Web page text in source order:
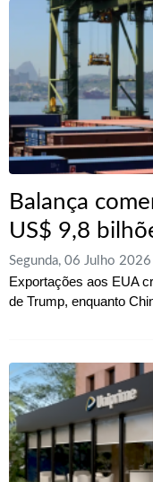
Balança
US$ 9,8
Segunda, 06 Julho 2026
Exportações aos EUA
de Trump, enquanto